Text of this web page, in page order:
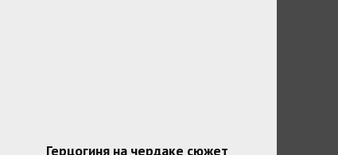
Герцогиня на чердаке сюжет